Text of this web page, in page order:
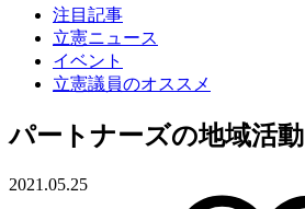
注目記事
立憲ニュース
イベント
立憲議員のオススメ
パートナーズの地域活動
2021.05.25